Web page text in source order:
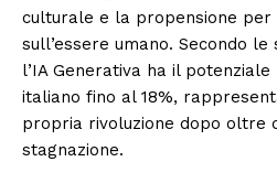
culturale e la propensione per
sull’essere umano. Secondo
l’IA Generativa ha il
italiano fino al 18%,
propria rivoluzione dopo oltre
stagnazione.